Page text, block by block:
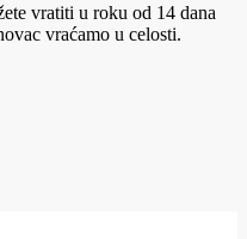
vratiti u roku od 14 dana
vraćamo u celosti.